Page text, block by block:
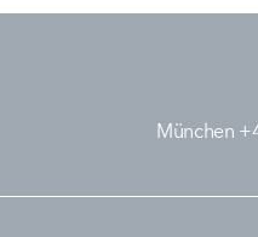
München